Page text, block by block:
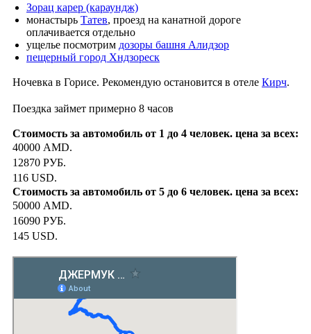
Зорац карер (караундж)
монастырь Татев, проезд на канатной дороге
оплачивается отдельно
ущелье посмотрим дозоры башня Алидзор
пещерный город Хндзореск
Ночевка в Горисе. Рекомендую остановится в отеле Кирч.
Поездка займет примерно 8 часов
40000 AMD.
12870 РУБ.
116 USD.
50000 AMD.
16090 РУБ.
145 USD.